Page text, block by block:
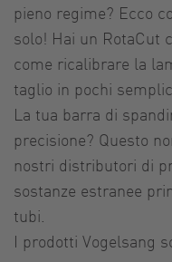
pieno regime? Ecco
solo! Hai un RotaCut
come ricalibrare la
taglio in pochi
La tua barra di
precisione? Questo
nostri distributori di
sostanze estranee
tubi.
I prodotti Vogelsang